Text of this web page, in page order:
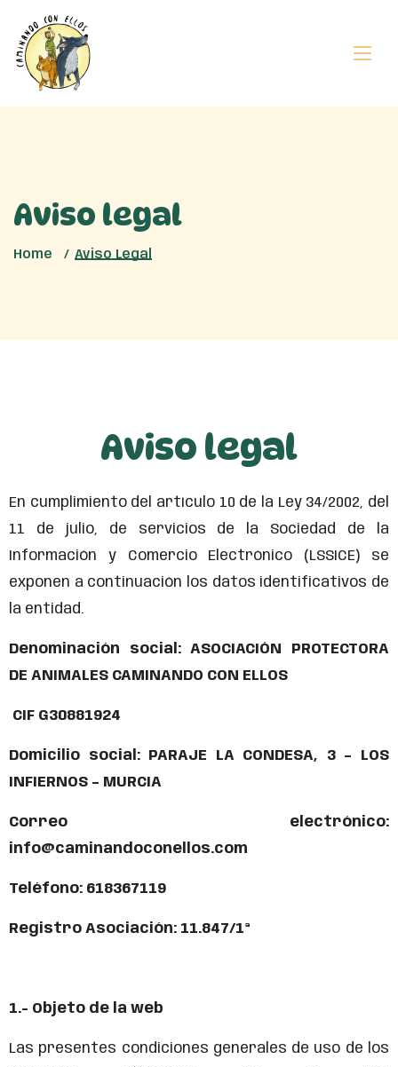
Aviso legal
Home Aviso Legal
Aviso legal
En cumplimiento del artículo 10 de la Ley 34/2002, del
11 de julio, de servicios de la Sociedad de la
Información y Comercio Electrónico (LSSICE) se
exponen a continuación los datos identificativos de
la entidad.
Denominación social: ASOCIACIÓN PROTECTORA
DE ANIMALES CAMINANDO CON ELLOS
CIF G30881924
Domicilio social: PARAJE LA CONDESA, 3 – LOS
INFIERNOS – MURCIA
Correo electrónico:
info@caminandoconellos.com
Teléfono: 618367119
Registro Asociación: 11.847/1ª
1.- Objeto de la web
Las presentes condiciones generales de uso de los